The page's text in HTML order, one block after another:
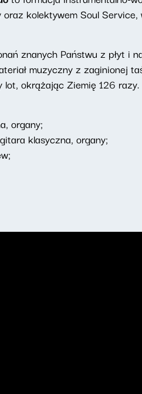
kolektywem Soul
znanych Państwu z płyt i
muzyczny z zaginionej
lot, okrążając Ziemię 126 razy.
organy;
klasyczna, organy;